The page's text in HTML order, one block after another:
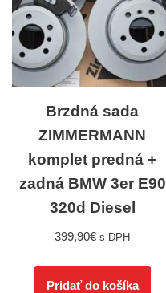
Brzdná sada
ZIMMERMANN
komplet predná +
zadná BMW 3er E90
320d Diesel
399,90€ s DPH
Pridať do košíka